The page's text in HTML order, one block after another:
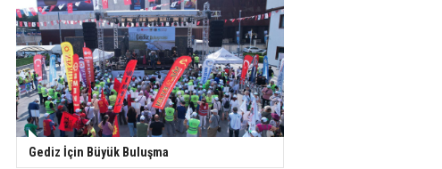
Gediz İçin Büyük Buluşma